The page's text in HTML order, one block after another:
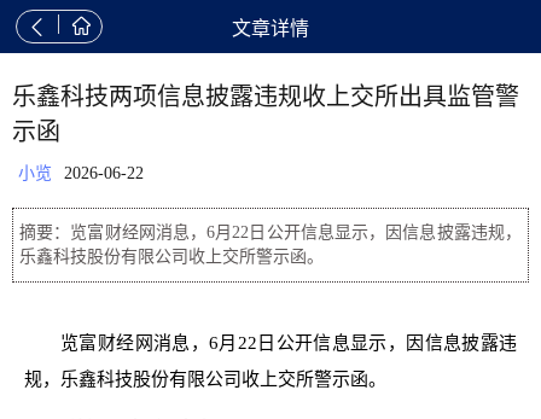
  文章详情
乐鑫科技两项信息披露违规收上交所出具监管警
示函
小览 2026-06-22
摘要：览富财经网消息，6月22日公开信息显示，因信息披露违规，
乐鑫科技股份有限公司收上交所警示函。
览富财经网消息，6月22日公开信息显示，因信息披露违
规，乐鑫科技股份有限公司收上交所警示函。